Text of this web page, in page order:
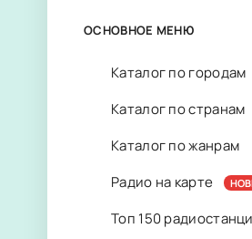
ОСНОВНОЕ МЕНЮ
Каталог по городам
Каталог по странам
Каталог по жанрам
Радио на карте
Топ 150